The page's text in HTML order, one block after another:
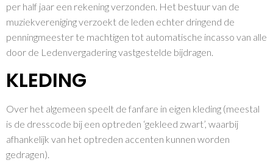
per half jaar een rekening verzonden. Het bestuur van de
muziekvereniging verzoekt de leden echter dringend de
penningmeester te machtigen tot automatische incasso van alle
door de Ledenvergadering vastgestelde bijdragen.
KLEDING
Over het algemeen speelt de fanfare in eigen kleding (meestal
is de dresscode bij een optreden ‘gekleed zwart’, waarbij
afhankelijk van het optreden accenten kunnen worden
gedragen).